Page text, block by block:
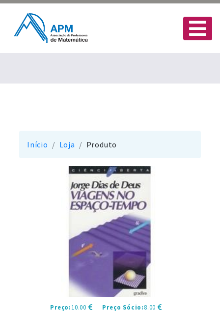
Início Loja Produto
Preço:10.00 Preço Sócio:8.00